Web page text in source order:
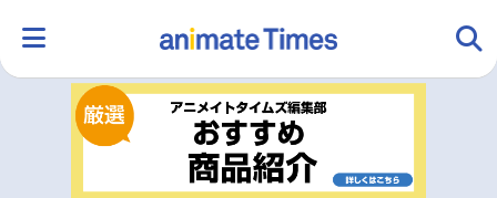
ランキング アニメ